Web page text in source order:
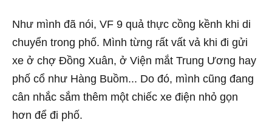
Như mình đã nói, VF 9 quả thực cồng kềnh khi di
chuyển trong phố. Mình từng rất vất vả khi đi gửi
xe ở chợ Đồng Xuân, ở Viện mắt Trung Ương hay
phố cổ như Hàng Buồm... Do đó, mình cũng đang
cân nhắc sắm thêm một chiếc xe điện nhỏ gọn
hơn để đi phố.